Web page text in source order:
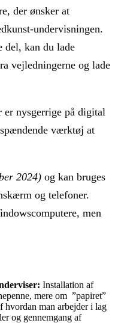
der ønsker at
undervisningen.
del, kan du lade
vejledningerne og lade
nysgerrige på digital
værktøj at
2024) og kan bruges
og telefoner.
men
Installation af
mere om ”papiret”
hvordan man arbejder i lag
og gennemgang af